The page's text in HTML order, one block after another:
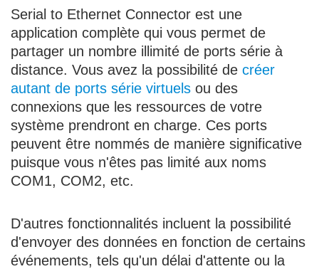
Serial to Ethernet Connector est une
application complète qui vous permet de
partager un nombre illimité de ports série à
distance. Vous avez la possibilité de créer
autant de ports série virtuels ou des
connexions que les ressources de votre
système prendront en charge. Ces ports
peuvent être nommés de manière significative
puisque vous n'êtes pas limité aux noms
COM1, COM2, etc.
D'autres fonctionnalités incluent la possibilité
d'envoyer des données en fonction de certains
événements, tels qu'un délai d'attente ou la